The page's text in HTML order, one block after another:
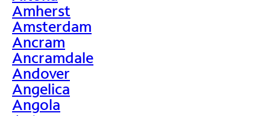
Amherst
Amsterdam
Ancram
Ancramdale
Andover
Angelica
Angola